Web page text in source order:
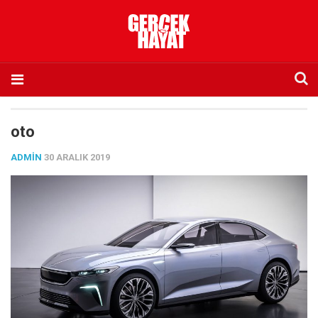
Hakkımızda
Künye
Satış noktası listesi
Eksik sayıların temini
Sosyal Medya
Twitter
oto
ADMIN 30 ARALIK 2019